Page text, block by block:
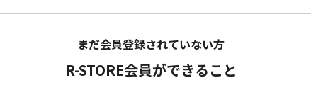
まだ会員登録されていない方
R-STORE会員ができること